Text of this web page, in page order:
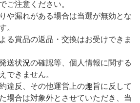
ご注意ください。
や漏れがある場合は当選が無効とな
。
る賞品の返品・交換はお受けできま
送状況の確認等、個人情報に関する
できません。
違反、その他運営上の趣旨に反して
場合は対象外とさせていただき、当